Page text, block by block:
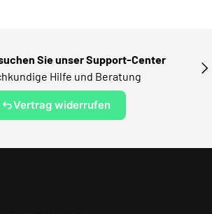
Sie unser Support-Center
Hilfe und Beratung
Vertrag widerrufen